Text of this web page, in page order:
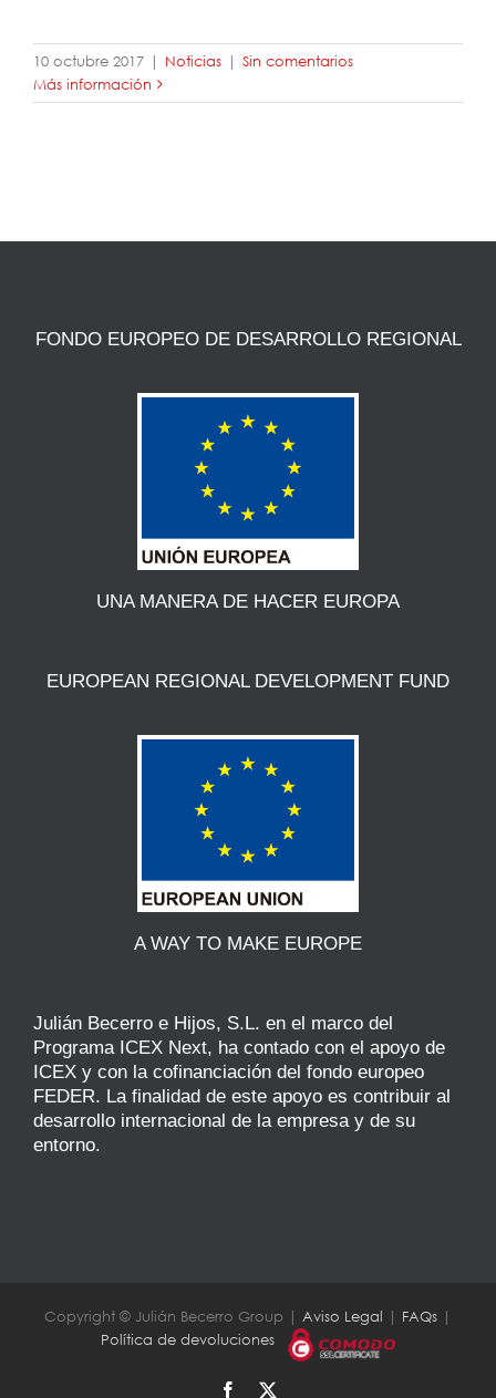
10 octubre 2017 | Noticias | Sin comentarios
Más información
FONDO EUROPEO DE DESARROLLO REGIONAL
UNA MANERA DE HACER EUROPA
EUROPEAN REGIONAL DEVELOPMENT FUND
A WAY TO MAKE EUROPE
Julián Becerro e Hijos, S.L. en el marco del
Programa ICEX Next, ha contado con el apoyo de
ICEX y con la cofinanciación del fondo europeo
FEDER. La finalidad de este apoyo es contribuir al
desarrollo internacional de la empresa y de su
entorno.
Copyright © Julián Becerro Group | Aviso Legal | FAQs |
Política de devoluciones
Facebook